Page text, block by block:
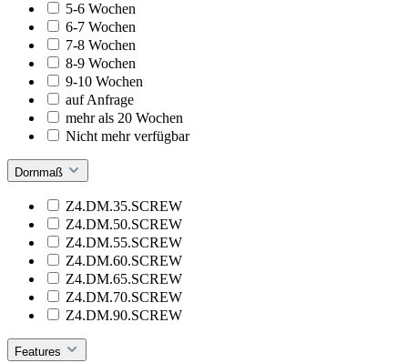
5-6 Wochen
6-7 Wochen
7-8 Wochen
8-9 Wochen
9-10 Wochen
auf Anfrage
mehr als 20 Wochen
Nicht mehr verfügbar
Dornmaß
Z4.DM.35.SCREW
Z4.DM.50.SCREW
Z4.DM.55.SCREW
Z4.DM.60.SCREW
Z4.DM.65.SCREW
Z4.DM.70.SCREW
Z4.DM.90.SCREW
Features